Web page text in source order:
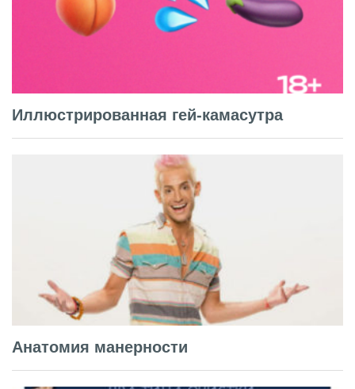
Иллюстрированная гей-камасутра
Анатомия манерности